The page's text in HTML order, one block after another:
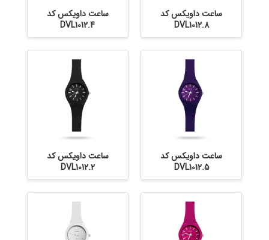
ساعت داویکس کد
DVL1012.8
ساعت داویکس کد
DVL1012.4
ساعت داویکس کد
DVL1012.5
ساعت داویکس کد
DVL1012.2